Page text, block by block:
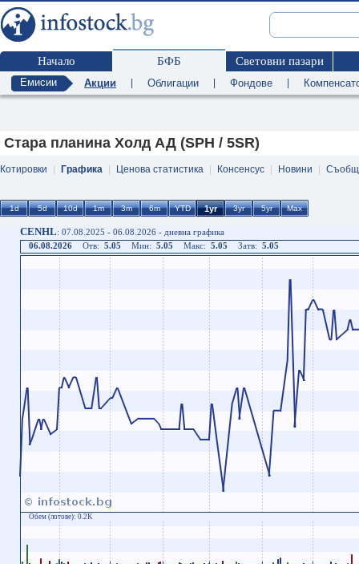
Начало БФБ Световни пазари
Емисии Акции Облигации Фондове
Стара планина Холд АД (SPH / 5SR)
Котировки Графика Ценова статистика Консенсус Новини
CENHL: 07.08.2025 - 06.08.2026 - дневна графика
06.08.2026
Отв: 5.05 Мин: 5.05 Макс: 5.05 Затв: 5.05
Обем (лотове): 0.2K